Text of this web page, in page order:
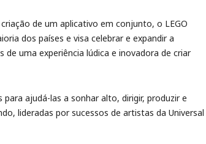
de um aplicativo em conjunto, o LEGO
dos países e visa celebrar e expandir a
de uma experiência lúdica e inovadora de criar
ajudá-las a sonhar alto, dirigir, produzir e
lideradas por sucessos de artistas da Universal